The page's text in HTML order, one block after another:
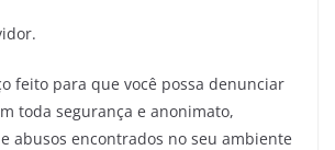
feito para que você possa denunciar
toda segurança e anonimato,
abusos encontrados no seu ambiente